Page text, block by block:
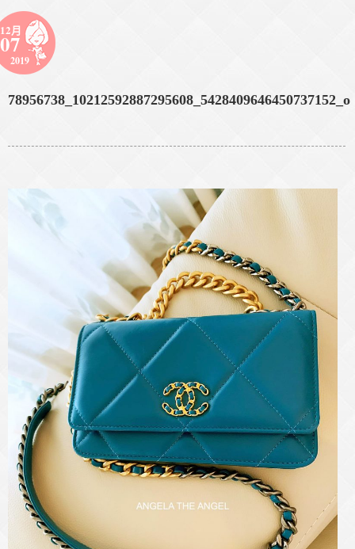
12月
07
2019
78956738_10212592887295608_5428409646450737152_o